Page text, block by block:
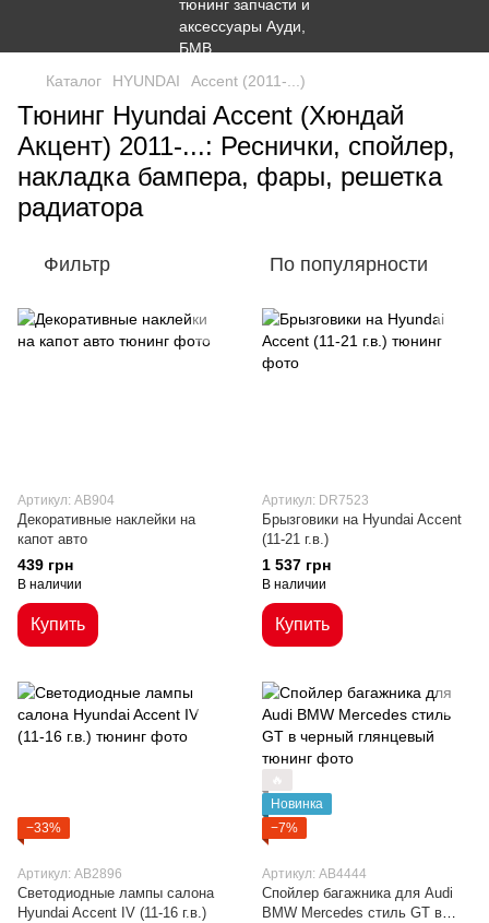
Каталог HYUNDAI Accent (2011-...)
Тюнинг Hyundai Accent (Хюндай
Акцент) 2011-...: Реснички, спойлер,
накладка бампера, фары, решетка
радиатора
Фильтр По популярности
Артикул: AB904
Декоративные наклейки на
капот авто
439 грн
В наличии
Купить
Артикул: DR7523
Брызговики на Hyundai Accent
(11-21 г.в.)
1 537 грн
В наличии
Купить
−33%
Артикул: AB2896
Светодиодные лампы салона
Hyundai Accent IV (11-16 г.в.)
🔥
Новинка
−7%
Артикул: AB4444
Cпойлер багажника для Audi
BMW Mercedes стиль GT в